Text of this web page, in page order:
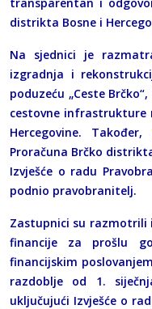
distrikta Bosne i
Na sjednici je
izgradnja i
poduzeću „Ceste
cestovne infrastrukture
Hercegovine.
Proračuna Brčko
Izvješće o radu
podnio pravobranitelj.
Zastupnici su razmotrili
financije za prošlu
financijskim
razdoblje od 1.
uključujući Izvješće o